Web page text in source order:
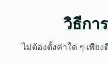
วิธีกา
ไม่ต้องตั้งค่าใด ๆ เพีย